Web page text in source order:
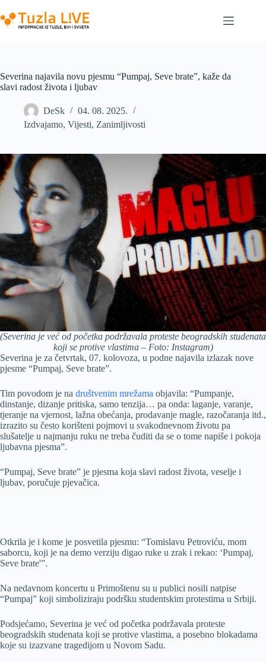
to
content
Severina najavila novu pjesmu “Pumpaj, Seve brate”, kaže da
slavi radost života i ljubav
DeSk
04. 08. 2025.
Izdvajamo, Vijesti, Zanimljivosti
(Severina je već od početka podržavala proteste beogradskih studenata
koji se protive vlastima – Foto: Instagram)
Severina je za četvrtak, 07. kolovoza, u podne najavila izlazak nove
pjesme “Pumpaj, Seve brate”.
Tim povodom je na društvenim mrežama objavila: “Pumpanje,
dinstanje, dizanje pritiska, samo tenzija… pa onda: laganje, varanje,
tjeranje na vjernost, lažna obećanja, prodavanje magle, razočaranja itd.,
izrazito su često korišteni pojmovi u svakodnevnom životu pa
slušatelje u najmanju ruku ne treba čuditi da se o tome napiše i pokoja
ljubavna pjesma”.
“Pumpaj, Seve brate” je pjesma koja slavi radost života, veselje i
ljubav, poručuje pjevačica.
Otkrila je i kome je posvetila pjesmu: “Tomislavu Petroviću, mom
saborcu, koji je na demo verziju digao ruke u zrak i rekao: ‘Pumpaj,
Seve brate'”.
Na nedavnom koncertu u Primoštenu su u publici nosili natpise
“Pumpaj” koji simboliziraju podršku studentskim protestima u Srbiji.
Podsjećamo, Severina je već od početka podržavala proteste
beogradskih studenata koji se protive vlastima, a posebno blokadama
koje su izazvane tragedijom u Novom Sadu.